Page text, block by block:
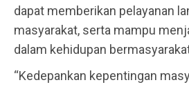
dapat memberikan pelayanan
masyarakat, serta mampu
dalam kehidupan
“Kedepankan kepentingan